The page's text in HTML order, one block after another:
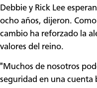
Debbie y Rick Lee
ocho años, dijeron.
cambio ha reforzado la
valores del reino.
"Muchos de nosotros
seguridad en una cuenta